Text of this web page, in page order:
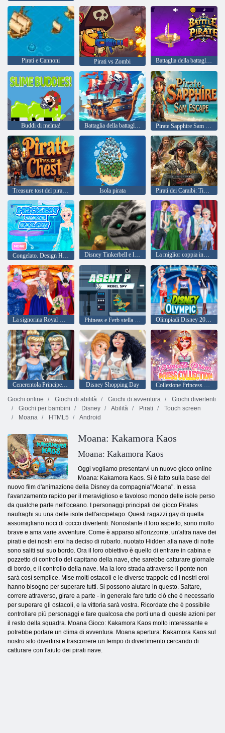
Pirati e Cannoni Pirati vs Zombi Battaglia della battaglia dei caraibici
Buddi di melma! Battaglia della battaglia dei caraibici Pirate Sapphire Sam Escape
Treasure tost del pirata Trudy Escape Isola pirata Pirati dei Caraibi: Tides of War
Disney Tinkerbell e la leggenda dei Neverbeast Pixie Hollow animali La miglior coppia inverno
La signorina Royal Beauty Phineas e Ferb stella guerre Agente P Rebel Spy Olimpiadi Disney 2018: Disney Olimpic
Cenerentola Principessa Trasforma Disney Shopping Day
Collezione Princess Prom Dress
Giochi online
Giochi di abilità Giochi di avventura
Giochi divertenti
Giochi per bambini
Disney Abilità Pirati
Touch screen
Moana
HTML5 Android
Moana: Kakamora Kaos
Moana: Kakamora Kaos
Oggi vogliamo presentarvi un nuovo gioco online
Moana: Kakamora Kaos. Si è fatto sulla base del
nuovo film d'animazione della Disney da compagnia"Moana". In essa
l'avanzamento rapido per il meraviglioso e favoloso mondo delle isole perso
da qualche parte nell'oceano. I personaggi principali del gioco Pirates
naufraghi su una delle isole dell'arcipelago. Questi ragazzi gay di quella
assomigliano noci di cocco divertenti. Nonostante il loro aspetto, sono molto
brave e ama varie avventure. Come è apparso all'orizzonte, un'altra nave dei
pirati e dei nostri eroi ha deciso di rubarlo. nuotato Hidden alla nave di notte
sono saliti sul suo bordo. Ora il loro obiettivo è quello di entrare in cabina e
pozzetto di controllo del capitano della nave, che sarebbe catturare giornale
di bordo, e il controllo della nave. Ma la loro strada attraverso il ponte non
sarà così semplice. Mise molti ostacoli e le diverse trappole ed i nostri eroi
hanno bisogno per superare tutti. Si possono aiutare in questo. Saltare,
correre attraverso, girare a parte - in generale fare tutto ciò che è necessario
per superare gli ostacoli, e la vittoria sarà vostra. Ricordate che è possibile
controllare più personaggi e fare qualcosa che porti una di queste azioni per
il resto della squadra. Moana Gioco: Kakamora Kaos molto interessante e
potrebbe portare un clima di avventura. Moana apertura: Kakamora Kaos sul
nostro sito divertirsi e trascorrere un tempo di divertimento cercando di
catturare con l'aiuto dei pirati nave.